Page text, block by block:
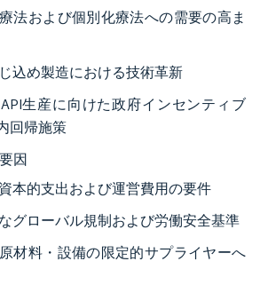
法および個別化療法への需要の高ま
込め製造における技術革新
API生産に向けた政府インセンティブ
回帰施策
因
本的支出および運営費用の要件
グローバル規制および労働安全基準
材料・設備の限定的サプライヤーへ